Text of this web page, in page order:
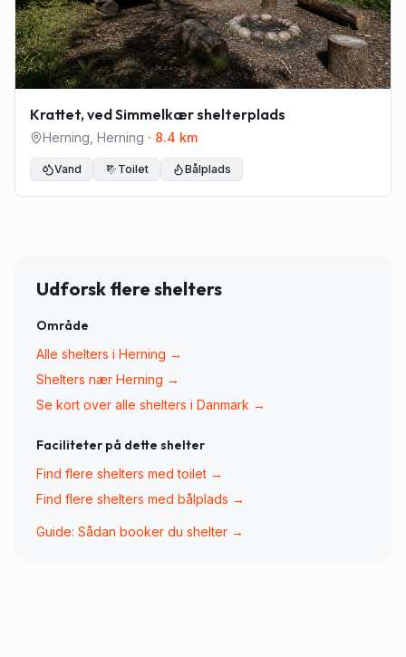
Krattet, ved Simmelkær shelterplads
Herning Herning · 8.4 km
Vand Toilet Bålplads
Udforsk flere shelters
Område
Alle shelters i Herning →
Shelters nær Herning →
Se kort over alle shelters i Danmark →
Faciliteter på dette shelter
Find flere shelters medtoilet →
Find flere shelters med bålplads →
Guide: Sådan booker du shelter →